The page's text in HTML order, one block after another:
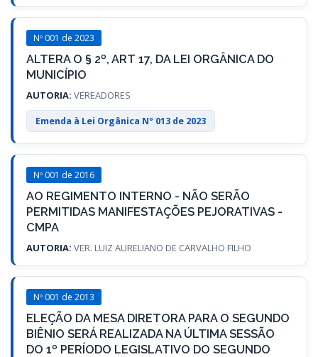
Nº 001 de 2023
ALTERA O § 2º, ART 17, DA LEI ORGÂNICA DO
MUNICÍPIO
AUTORIA: VEREADORES
Emenda à Lei Orgânica Nº 013 de 2023
Nº 001 de 2016
AO REGIMENTO INTERNO - NÃO SERÃO
PERMITIDAS MANIFESTAÇÕES PEJORATIVAS -
CMPA
AUTORIA: VER. LUIZ AURELIANO DE CARVALHO FILHO
Nº 001 de 2013
ELEÇÃO DA MESA DIRETORA PARA O SEGUNDO
BIÊNIO SERÁ REALIZADA NA ÚLTIMA SESSÃO
DO 1º PERÍODO LEGISLATIVO DO SEGUNDO